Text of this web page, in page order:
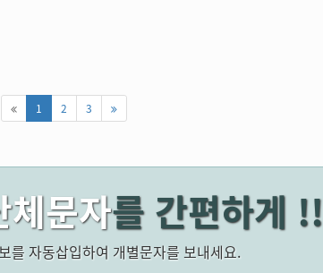
1 2 3
체문자를 간편하게 !!
를 자동삽입하여 개별문자를 보내세요.